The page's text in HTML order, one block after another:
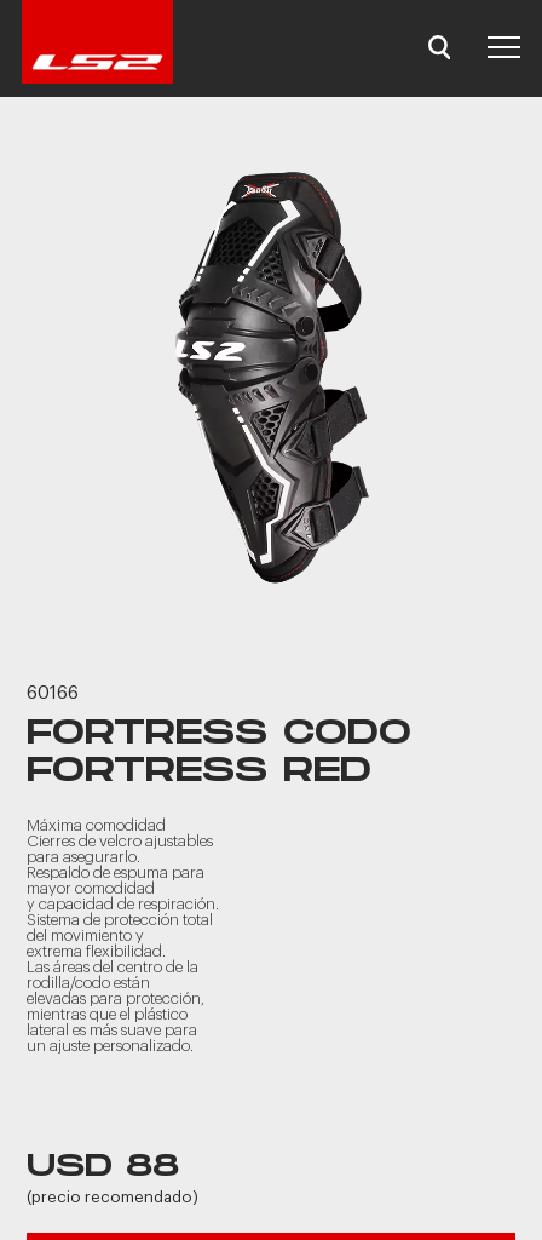
60166
FORTRESS CODO
FORTRESS RED
Máxima comodidad
Cierres de velcro ajustables
para asegurarlo.
Respaldo de espuma para
mayor comodidad
y capacidad de respiración.
Sistema de protección total
del movimiento y
extrema flexibilidad.
Las áreas del centro de la
rodilla/codo están
elevadas para protección,
mientras que el plástico
lateral es más suave para
un ajuste personalizado.
USD 88
(precio recomendado)